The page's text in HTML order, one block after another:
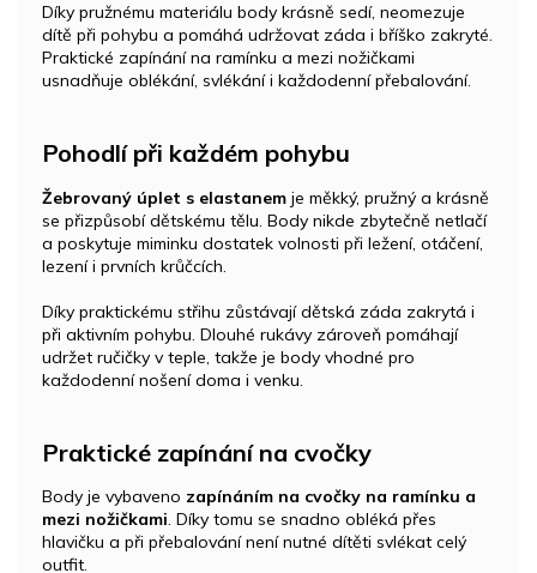
Díky pružnému materiálu body krásně sedí, neomezuje
dítě při pohybu a pomáhá udržovat záda i bříško zakryté.
Praktické zapínání na ramínku a mezi nožičkami
usnadňuje oblékání, svlékání i každodenní přebalování.
Pohodlí při každém pohybu
Žebrovaný úplet s elastanem je měkký, pružný a krásně
se přizpůsobí dětskému tělu. Body nikde zbytečně netlačí
a poskytuje miminku dostatek volnosti při ležení, otáčení,
lezení i prvních krůčcích.
Díky praktickému střihu zůstávají dětská záda zakrytá i
při aktivním pohybu. Dlouhé rukávy zároveň pomáhají
udržet ručičky v teple, takže je body vhodné pro
každodenní nošení doma i venku.
Praktické zapínání na cvočky
Body je vybaveno zapínáním na cvočky na ramínku a
mezi nožičkami. Díky tomu se snadno obléká přes
hlavičku a při přebalování není nutné dítěti svlékat celý
outfit.